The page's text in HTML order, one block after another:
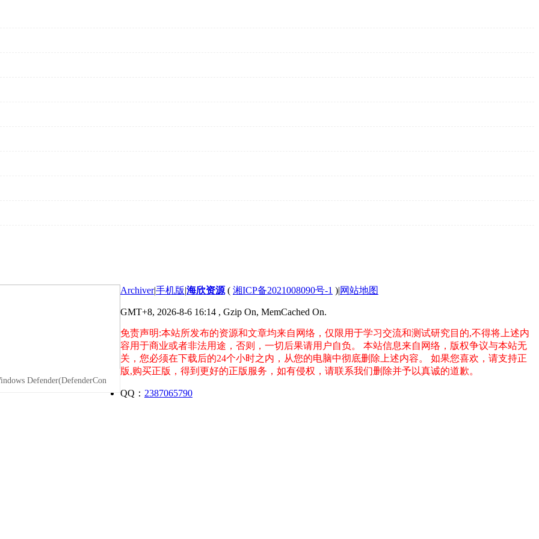
Defender(DefenderCon
Archiver|手机版|海欣资源 ( 湘ICP备2021008090号-1 )|网站地图
GMT+8, 2026-8-6 16:14 , Gzip On, MemCached On.
免责声明:本站所发布的资源和文章均来自网络，仅限用于学习交流和测试研究目的,不得将上述内
容用于商业或者非法用途，否则，一切后果请用户自负。
本站信息来自网络，版权争议与本站无
关，您必须在下载后的24个小时之内，从您的电脑中彻底删除上述内容。
如果您喜欢，请支持正
版,购买正版，得到更好的正版服务，如有侵权，请联系我们删除并予以真诚的道歉。
QQ： 2387065790